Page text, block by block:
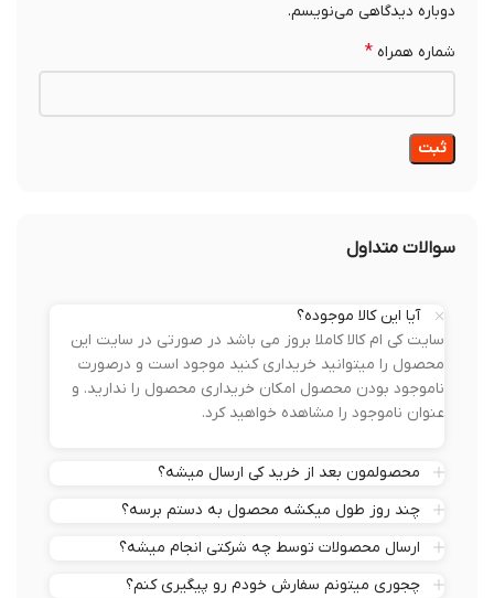
دوباره دیدگاهی می‌نویسم.
شماره همراه*
سوالات متداول
آیا این کالا موجوده؟
سایت کی ام کالا کاملا بروز می باشد در صورتی در سایت این
محصول را میتوانید خریداری کنید موجود است و درصورت
ناموجود بودن محصول امکان خریداری محصول را ندارید. و
عنوان ناموجود را مشاهده خواهید کرد.
محصولمون بعد از خرید کی ارسال میشه؟
چند روز طول میکشه محصول به دستم برسه؟
ارسال محصولات توسط چه شرکتی انجام میشه؟
چجوری میتونم سفارش خودم رو پیگیری کنم؟